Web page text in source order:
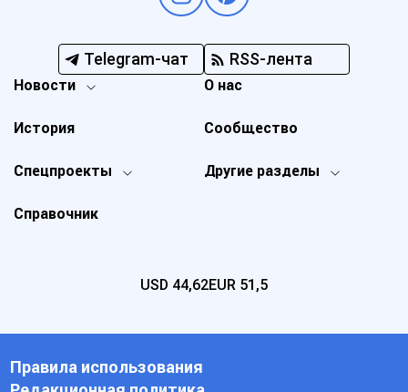
Telegram-чат RSS-лента
Новости
Спецпроекты Другие разделы
История
О нас
Справочник
Сообщество
USD 44,62EUR 51,5
Правила использования